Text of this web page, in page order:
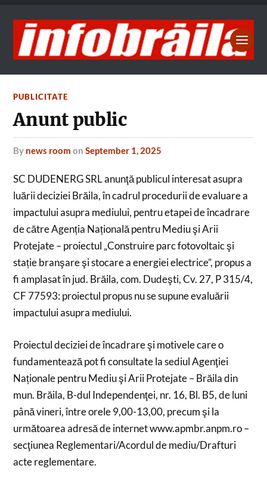
PUBLICITATE
Anunt public
by news room onSeptember 1, 2025
SC DUDENERG SRL anunţă publicul interesat asupra
luării deciziei Brăila, în cadrul procedurii de evaluare a
impactului asupra mediului, pentru etapei de încadrare
de către Agenția Națională pentru Mediu şi Arii
Protejate – proiectul „Construire parc fotovoltaic şi
stație branşare şi stocare a energiei electrice”, propus a
fi amplasat în jud. Brăila, com. Dudeşti, Cv. 27, P 315/4,
CF 77593: proiectul propus nu se supune evaluării
impactului asupra mediului.
Proiectul deciziei de încadrare şi motivele care o
fundamentează pot fi consultate la sediul Agenţiei
Naționale pentru Mediu şi Arii Protejate – Brăila din
mun. Brăila, B-dul Independenţei, nr. 16, Bl. B5, de luni
până vineri, între orele 9,00-13,00, precum şi la
următoarea adresă de internet www.apmbr.anpm.ro –
secţiunea Reglementari/Acordul de mediu/Drafturi
acte reglementare.